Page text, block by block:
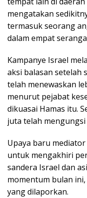
mengatakan
termasuk seorang
dalam empat
Kampanye Israel
aksi balasan setelah
telah menewaskan
menurut pejabat
dikuasai Hamas itu.
juta telah mengungsi
Upaya baru
untuk mengakhiri
sandera Israel dan
momentum bulan
yang dilaporkan.